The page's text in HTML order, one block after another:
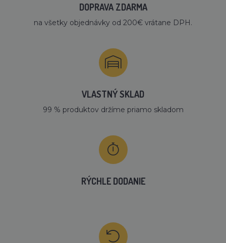
DOPRAVA ZDARMA
na všetky objednávky od 200€ vrátane DPH.
VLASTNÝ SKLAD
99 % produktov držíme priamo skladom
RÝCHLE DODANIE